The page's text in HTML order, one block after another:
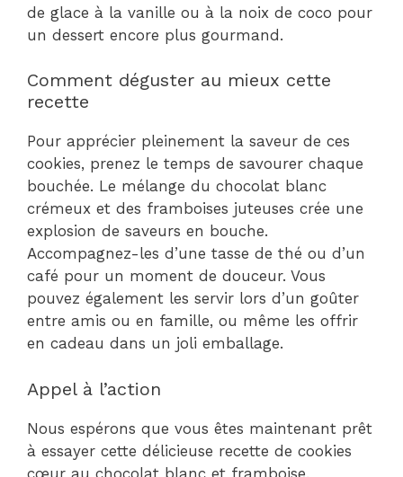
de glace à la vanille ou à la noix de coco pour
un dessert encore plus gourmand.
Comment déguster au mieux cette
recette
Pour apprécier pleinement la saveur de ces
cookies, prenez le temps de savourer chaque
bouchée. Le mélange du chocolat blanc
crémeux et des framboises juteuses crée une
explosion de saveurs en bouche.
Accompagnez-les d’une tasse de thé ou d’un
café pour un moment de douceur. Vous
pouvez également les servir lors d’un goûter
entre amis ou en famille, ou même les offrir
en cadeau dans un joli emballage.
Appel à l’action
Nous espérons que vous êtes maintenant prêt
à essayer cette délicieuse recette de cookies
cœur au chocolat blanc et framboise.